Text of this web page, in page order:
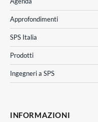
Approfondimenti
SPS Italia
Prodotti
Ingegneri a SPS
INFORMAZIONI